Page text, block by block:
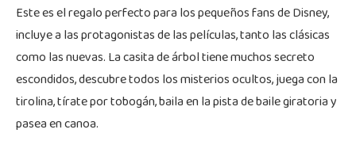
Este es el regalo perfecto para los pequeños fans de Disney,
incluye a las protagonistas de las películas, tanto las clásicas
como las nuevas. La casita de árbol tiene muchos secreto
escondidos, descubre todos los misterios ocultos, juega con la
tirolina, tírate por tobogán, baila en la pista de baile giratoria y
pasea en canoa.